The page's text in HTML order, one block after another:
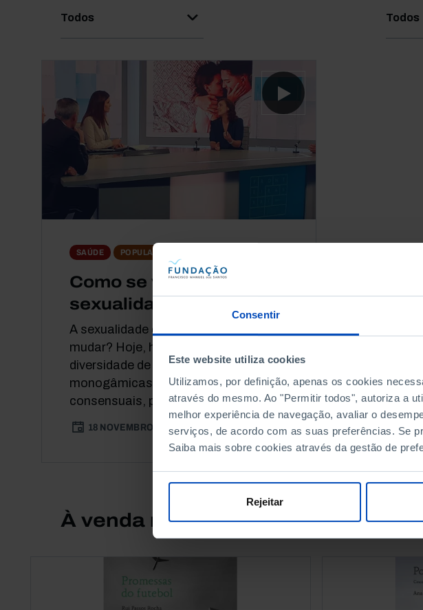
Consentir
Este website utiliza cookies
Utilizamos, por definição, apenas os cookies
através do mesmo. Ao "Permitir todos", autoriza a
melhor experiência de navegação, avaliar o
serviços, de acordo com as suas preferências. Se
Saiba mais sobre cookies através da gestão de
Rejeitar
Todos Todos
SAÚDE POPULAÇÃO
Como se vive a
sexualidade, hoje?
A sexualidade dos portugueses está a
mudar? Hoje, há uma maior
diversidade de relações –
monogâmicas, não-monogâmicas
consensuais, poliamorosas...
18 NOVEMBRO 2020 91 MIN
À venda na Livraria